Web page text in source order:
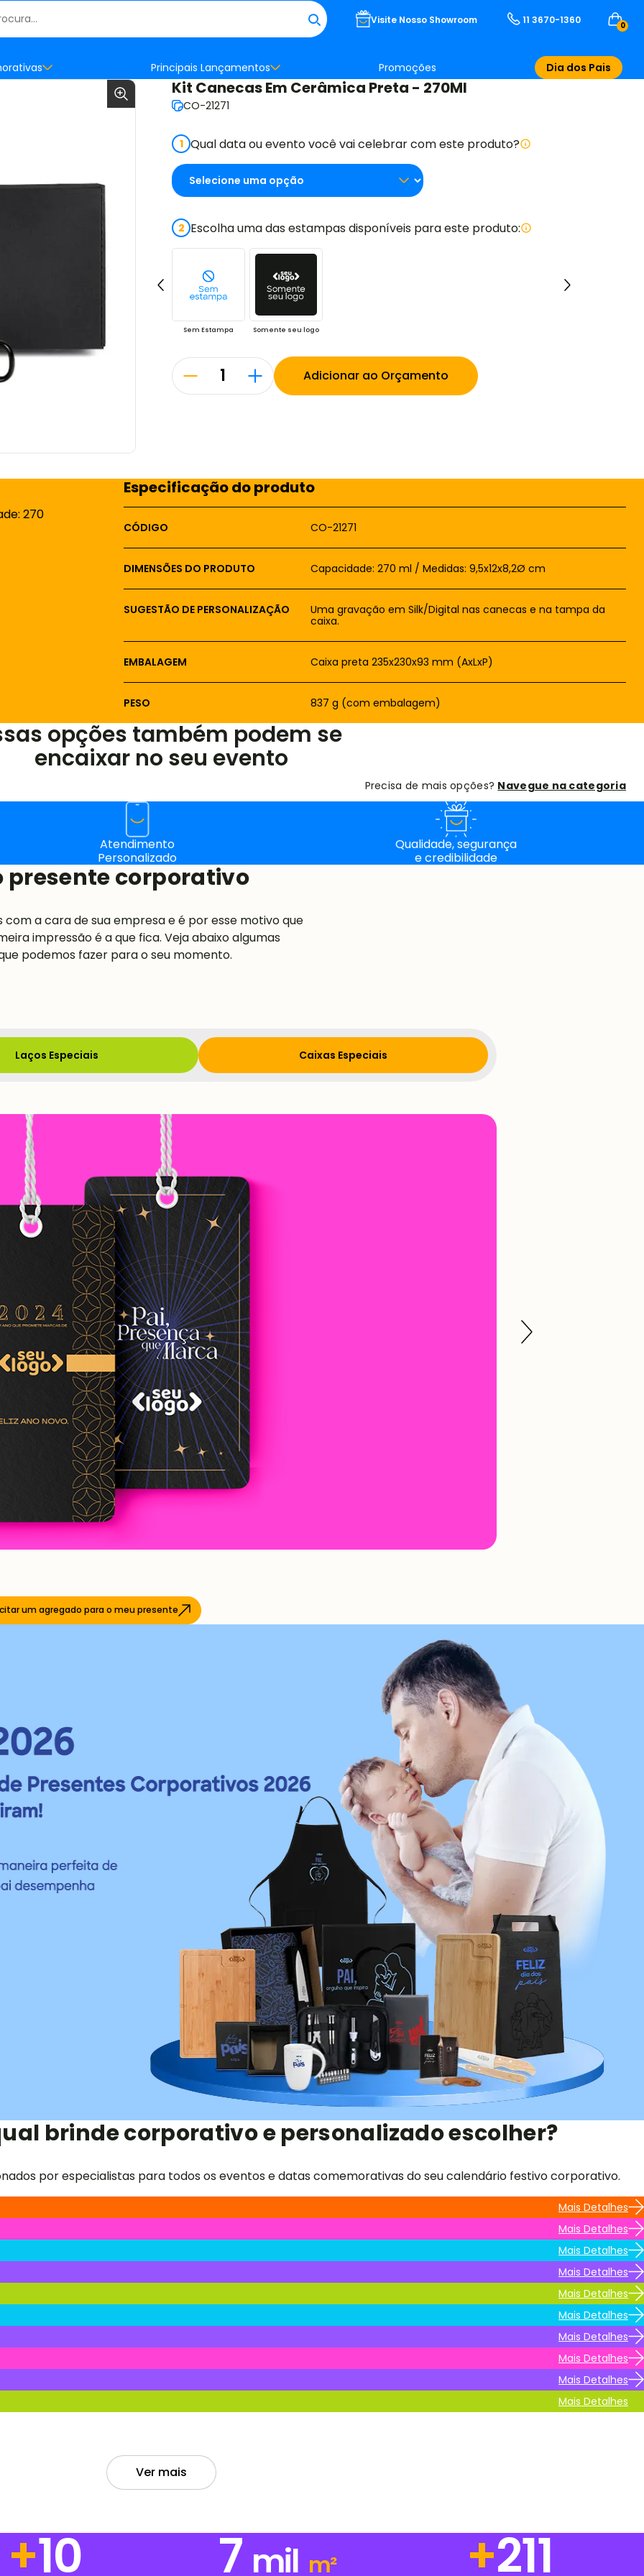
Visite Nosso Showroom 11 3670-1360 0
Principais Lançamentos Promoções Dia dos Pais
Kit Canecas Em Cerâmica Preta - 270Ml
CO-21271
1 Qual data ou evento você vai celebrar com este produto?
2 Escolha uma das estampas disponíveis para este produto:
Sem Estampa Somente seu logo
Adicionar ao Orçamento
270
Especificação do produto
CÓDIGO CO-21271
DIMENSÕES DO PRODUTO Capacidade: 270 ml / Medidas: 9,5x12x8,2Ø cm
SUGESTÃO DE PERSONALIZAÇÃO
Uma gravação em Silk/Digital nas canecas e na tampa da
caixa.
EMBALAGEM Caixa preta 235x230x93 mm (AxLxP)
PESO 837 g (com embalagem)
opções também podem se
encaixar no seu evento
Precisa de mais opções? Navegue na categoria
Atendimento
Personalizado
Qualidade, segurança
e credibilidade
presente corporativo
a cara de sua empresa e é por esse motivo que
impressão é a que fica. Veja abaixo algumas
podemos fazer para o seu momento.
Laços Especiais Caixas Especiais
um agregado para o meu presente
brinde corporativo e personalizado escolher?
por especialistas para todos os eventos e datas comemorativas do seu calendário festivo corporativo.
Mais Detalhes
Mais Detalhes
Mais Detalhes
Mais Detalhes
Mais Detalhes
Mais Detalhes
Mais Detalhes
Mais Detalhes
Mais Detalhes
Mais Detalhes
Ver mais
+14 7 mil m² +273